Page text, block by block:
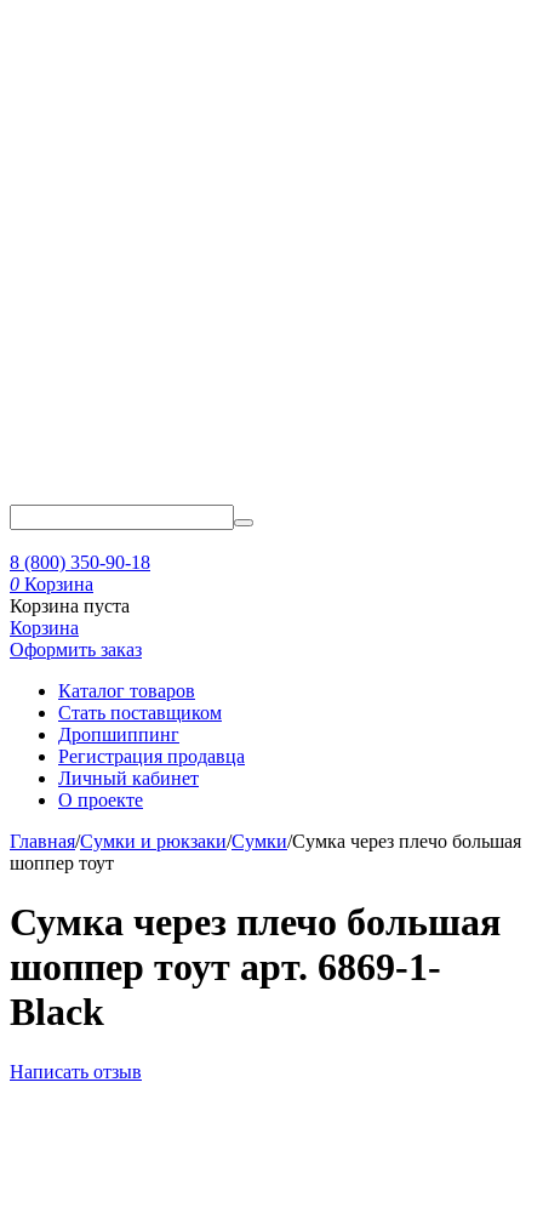
8 (800) 350-90-18
0 Корзина
Корзина пуста
Корзина
Оформить заказ
Каталог товаров
Стать поставщиком
Дропшиппинг
Регистрация продавца
Личный кабинет
О проекте
Главная/Сумки и рюкзаки/Сумки/Сумка через плечо большая
шоппер тоут
Сумка через плечо большая
шоппер тоут арт. 6869-1-
Black
Написать отзыв